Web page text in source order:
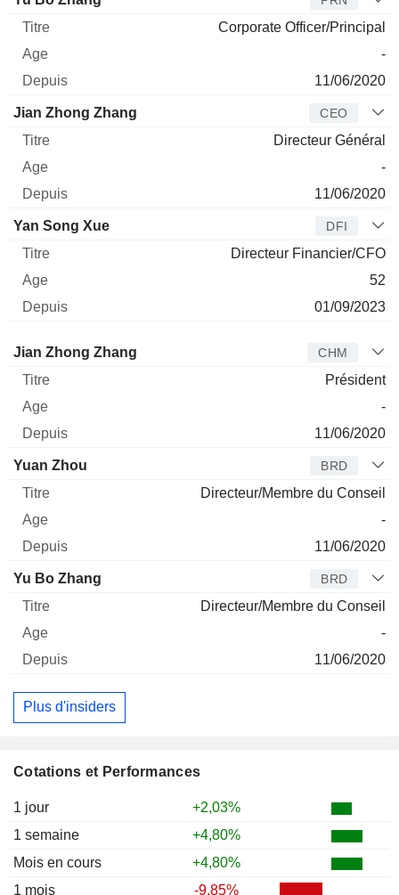
Cotations et Performances
1 jour
+2,03%
1 semaine
+4,80%
Mois en cours
+4,80%
1 mois
-9,85%
Corporate Officer/Principal
-
11/06/2020
Jian Zhong Zhang CEO
Directeur Général
-
11/06/2020
Yan Song Xue DFI
Directeur Financier/CFO
52
01/09/2023
Administrateur Titre
Jian Zhong Zhang CHM
Président
-
11/06/2020
Yuan Zhou BRD
Directeur/Membre du Conseil
-
11/06/2020
Yu Bo Zhang BRD
Directeur/Membre du Conseil
-
11/06/2020
Plus d'insiders